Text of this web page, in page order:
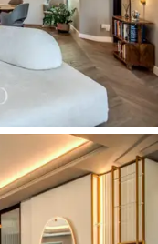
histórico da
e conforto
na magia de
de luxo que
conveniências
aqueles que
prestigiosas de
daCidade